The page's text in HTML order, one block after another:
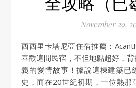
November 29,
西西里卡塔尼亞住宿推薦：Acanthus B&B，真心超級
喜歡這間民宿，不但地點超好，
義的愛情故事！據說這棟建築已
史，而在20世紀初期，一位熱那